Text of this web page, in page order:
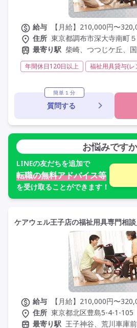
給与
【月給】210,000円〜
住所 東京都調布市深大寺南町
最寄り駅 柴崎、つつじケ丘、
年間休日120日以上
福祉用具貸与(レ
福祉用
残業月20時間以内 常勤
交通費支給
年間休日110日以上
簡単１分
質問する
お悩みです
LINEの友だちを追加で
転職の無料アドバイス等
を受け取ることができます！
ケアウェル王子店の福祉用具専門相
給与
【月給】210,000円〜
住所 東京都北区豊島5-4-1-105
最寄り駅 王子神谷、荒川車庫